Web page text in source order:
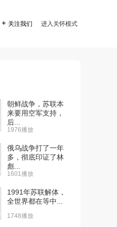
 关注我们 进入关怀模式
朝鲜战争，苏联本
来要用空军支持，
后...
1976播放
俄乌战争打了一年
多，彻底印证了林
彪...
1601播放
1991年苏联解体，
全世界都在等中...
1748播放